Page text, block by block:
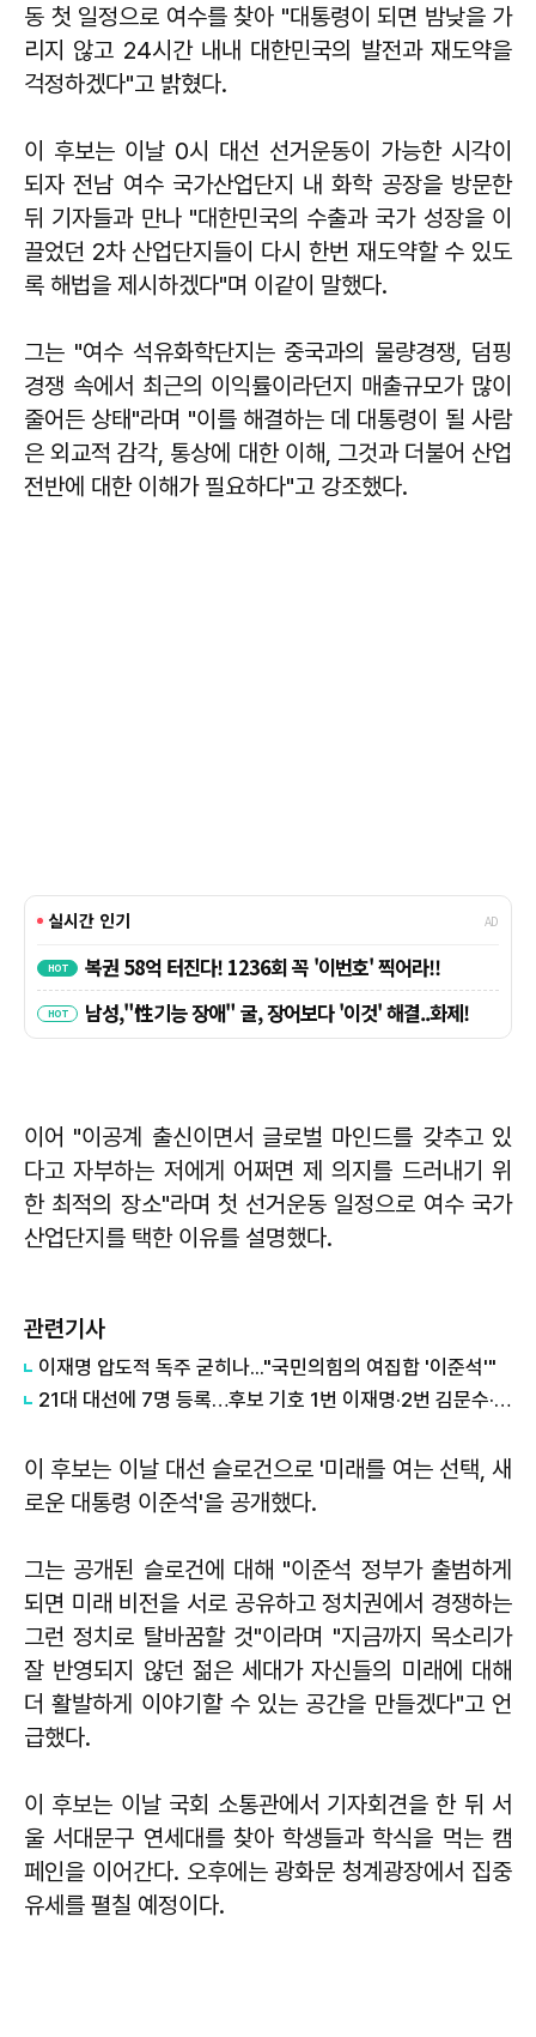
동 첫 일정으로 여수를 찾아 "대통령이 되면 밤낮을 가
리지 않고 24시간 내내 대한민국의 발전과 재도약을
걱정하겠다"고 밝혔다.
이 후보는 이날 0시 대선 선거운동이 가능한 시각이
되자 전남 여수 국가산업단지 내 화학 공장을 방문한
뒤 기자들과 만나 "대한민국의 수출과 국가 성장을 이
끌었던 2차 산업단지들이 다시 한번 재도약할 수 있도
록 해법을 제시하겠다"며 이같이 말했다.
그는 "여수 석유화학단지는 중국과의 물량경쟁, 덤핑
경쟁 속에서 최근의 이익률이라던지 매출규모가 많이
줄어든 상태"라며 "이를 해결하는 데 대통령이 될 사람
은 외교적 감각, 통상에 대한 이해, 그것과 더불어 산업
전반에 대한 이해가 필요하다"고 강조했다.
이어 "이공계 출신이면서 글로벌 마인드를 갖추고 있
다고 자부하는 저에게 어쩌면 제 의지를 드러내기 위
한 최적의 장소"라며 첫 선거운동 일정으로 여수 국가
산업단지를 택한 이유를 설명했다.
관련기사
이재명 압도적 독주 굳히나..."국민의힘의 여집합 '이준석'"
21대 대선에 7명 등록…후보 기호 1번 이재명·2번 김문수·4번 이준석
이 후보는 이날 대선 슬로건으로 '미래를 여는 선택, 새
로운 대통령 이준석'을 공개했다.
그는 공개된 슬로건에 대해 "이준석 정부가 출범하게
되면 미래 비전을 서로 공유하고 정치권에서 경쟁하는
그런 정치로 탈바꿈할 것"이라며 "지금까지 목소리가
잘 반영되지 않던 젊은 세대가 자신들의 미래에 대해
더 활발하게 이야기할 수 있는 공간을 만들겠다"고 언
급했다.
이 후보는 이날 국회 소통관에서 기자회견을 한 뒤 서
울 서대문구 연세대를 찾아 학생들과 학식을 먹는 캠
페인을 이어간다. 오후에는 광화문 청계광장에서 집중
유세를 펼칠 예정이다.